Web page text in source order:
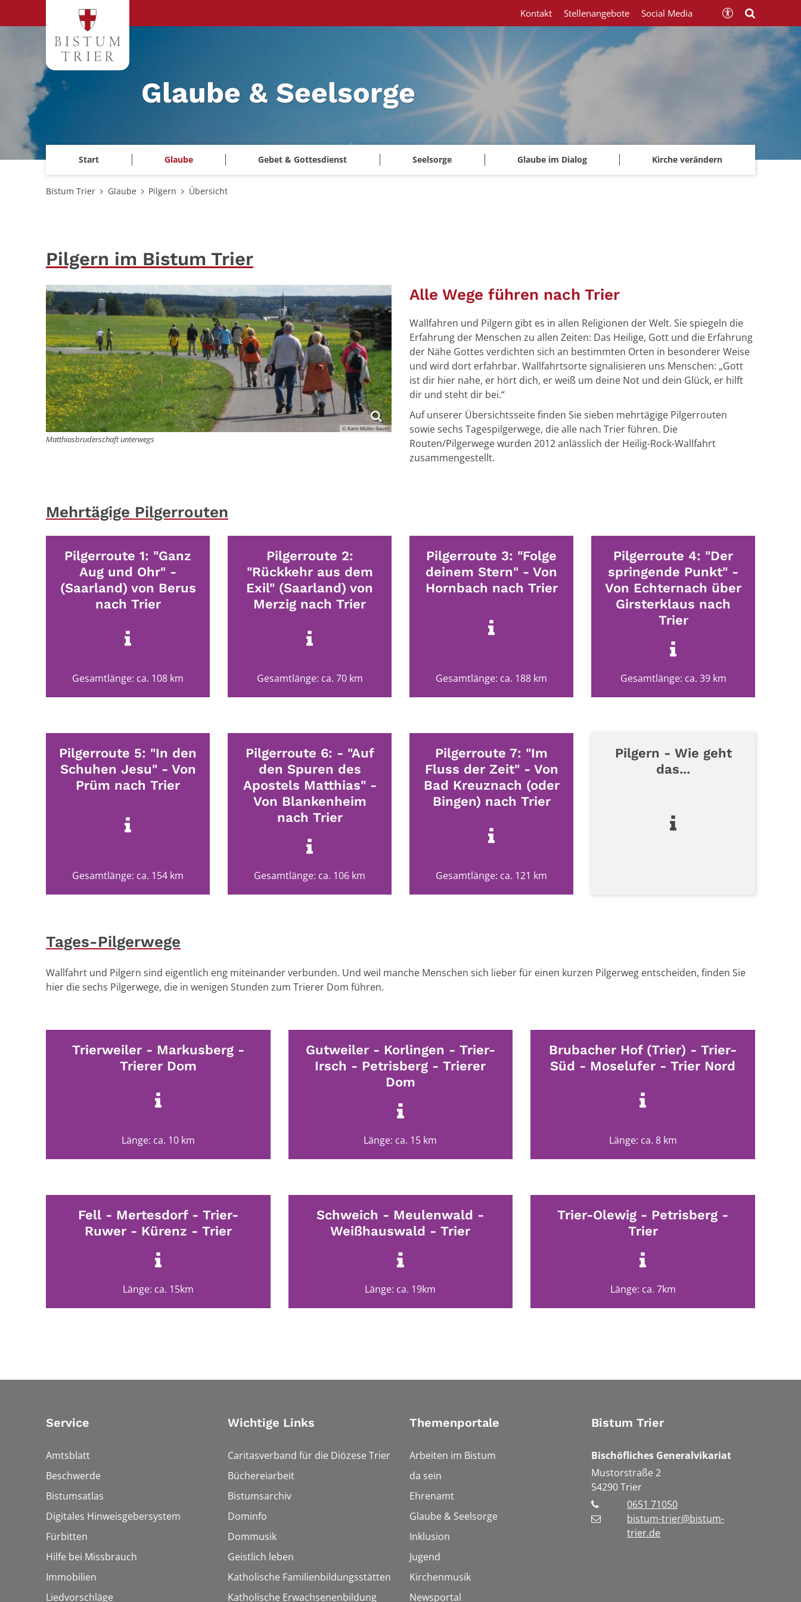
Zum Inhalt springen
Glaube & Seelsorge
Start Glaube Gebet & Gottesdienst Seelsorge Glaube im Dialog Kirche verändern
Kontakt Stellenangebote Social Media
Bistum Trier Glaube Pilgern Übersicht
Pilgern im Bistum Trier
© Karin Müller-Bauer
Matthiasbruderschaft unterwegs
Alle Wege führen nach Trier
Wallfahren und Pilgern gibt es in allen Religionen der Welt. Sie spiegeln die
Erfahrung der Menschen zu allen Zeiten: Das Heilige, Gott und die Erfahrung
der Nähe Gottes verdichten sich an bestimmten Orten in besonderer Weise
und wird dort erfahrbar. Wallfahrtsorte signalisieren uns Menschen: „Gott
ist dir hier nahe, er hört dich, er weiß um deine Not und dein Glück, er hilft
dir und steht dir bei.“
Auf unserer Übersichtsseite finden Sie sieben mehrtägige Pilgerrouten
sowie sechs Tagespilgerwege, die alle nach Trier führen. Die
Routen/Pilgerwege wurden 2012 anlässlich der Heilig-Rock-Wallfahrt
zusammengestellt.
Mehrtägige Pilgerrouten
Pilgerroute 1: "Ganz
Aug und Ohr" -
(Saarland) von Berus
nach Trier
Gesamtlänge: ca. 108 km
Pilgerroute 2:
"Rückkehr aus dem
Exil" (Saarland) von
Merzig nach Trier
Gesamtlänge: ca. 70 km
Pilgerroute 3: "Folge
deinem Stern" - Von
Hornbach nach Trier
Gesamtlänge: ca. 188 km
Pilgerroute 4: "Der
springende Punkt" -
Von Echternach über
Girsterklaus nach
Trier
Gesamtlänge: ca. 39 km
Pilgerroute 5: "In den
Schuhen Jesu" - Von
Prüm nach Trier
Gesamtlänge: ca. 154 km
Pilgerroute 6: - "Auf
den Spuren des
Apostels Matthias" -
Von Blankenheim
nach Trier
Gesamtlänge: ca. 106 km
Pilgerroute 7: "Im
Fluss der Zeit" - Von
Bad Kreuznach (oder
Bingen) nach Trier
Gesamtlänge: ca. 121 km
Pilgern - Wie geht
das...
Tages-Pilgerwege
Wallfahrt und Pilgern sind eigentlich eng miteinander verbunden. Und weil manche Menschen sich lieber für einen kurzen Pilgerweg entscheiden, finden Sie
hier die sechs Pilgerwege, die in wenigen Stunden zum Trierer Dom führen.
Trierweiler - Markusberg -
Trierer Dom
Länge: ca. 10 km
Gutweiler - Korlingen - Trier-
Irsch - Petrisberg - Trierer
Dom
Länge: ca. 15 km
Brubacher Hof (Trier) - Trier-
Süd - Moselufer - Trier Nord
Länge: ca. 8 km
Fell - Mertesdorf - Trier-
Ruwer - Kürenz - Trier
Länge: ca. 15km
Schweich - Meulenwald -
Weißhauswald - Trier
Länge: ca. 19km
Trier-Olewig - Petrisberg -
Trier
Länge: ca. 7km
Service
Amtsblatt
Beschwerde
Bistumsatlas
Digitales Hinweisgebersystem
Fürbitten
Hilfe bei Missbrauch
Immobilien
Liedvorschläge
Wichtige Links
Caritasverband für die Diözese Trier
Büchereiarbeit
Bistumsarchiv
Dominfo
Dommusik
Geistlich leben
Katholische Familienbildungsstätten
Katholische Erwachsenenbildung
Themenportale
Arbeiten im Bistum
da sein
Ehrenamt
Glaube & Seelsorge
Inklusion
Jugend
Kirchenmusik
Newsportal
Bistum Trier
Bischöfliches Generalvikariat
Mustorstraße 2
54290Trier
0651 71050
bistum-trier@bistum-
trier.de